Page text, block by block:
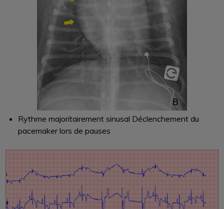
Rythme majoritairement sinusal Déclenchement du
pacemaker lors de pauses